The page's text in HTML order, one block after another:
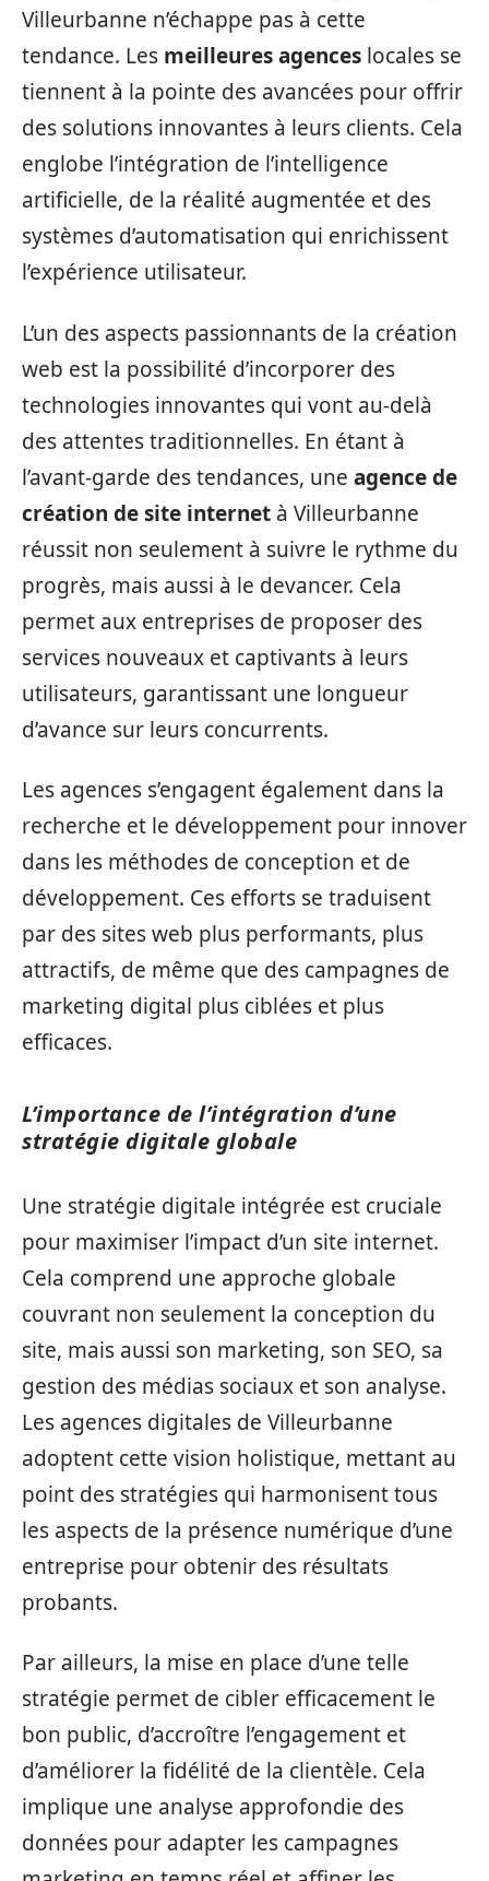
Villeurbanne n’échappe pas à cette
tendance. Les meilleures agences locales se
tiennent à la pointe des avancées pour offrir
des solutions innovantes à leurs clients. Cela
englobe l’intégration de l’intelligence
artificielle, de la réalité augmentée et des
systèmes d’automatisation qui enrichissent
l’expérience utilisateur.
L’un des aspects passionnants de la création
web est la possibilité d’incorporer des
technologies innovantes qui vont au-delà
des attentes traditionnelles. En étant à
l’avant-garde des tendances, une agence de
création de site internet à Villeurbanne
réussit non seulement à suivre le rythme du
progrès, mais aussi à le devancer. Cela
permet aux entreprises de proposer des
services nouveaux et captivants à leurs
utilisateurs, garantissant une longueur
d’avance sur leurs concurrents.
Les agences s’engagent également dans la
recherche et le développement pour innover
dans les méthodes de conception et de
développement. Ces efforts se traduisent
par des sites web plus performants, plus
attractifs, de même que des campagnes de
marketing digital plus ciblées et plus
efficaces.
L’importance de l’intégration d’une
stratégie digitale globale
Une stratégie digitale intégrée est cruciale
pour maximiser l’impact d’un site internet.
Cela comprend une approche globale
couvrant non seulement la conception du
site, mais aussi son marketing, son SEO, sa
gestion des médias sociaux et son analyse.
Les agences digitales de Villeurbanne
adoptent cette vision holistique, mettant au
point des stratégies qui harmonisent tous
les aspects de la présence numérique d’une
entreprise pour obtenir des résultats
probants.
Par ailleurs, la mise en place d’une telle
stratégie permet de cibler efficacement le
bon public, d’accroître l’engagement et
d’améliorer la fidélité de la clientèle. Cela
implique une analyse approfondie des
données pour adapter les campagnes